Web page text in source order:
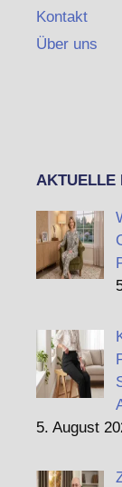
Kontakt
Über uns
AKTUELLE
5. August